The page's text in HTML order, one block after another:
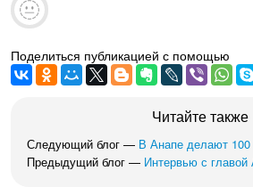
Поделиться публикацией с помощью
Читайте также
Следующий блог — В Анапе делают
Предыдущий блог — Интервью с